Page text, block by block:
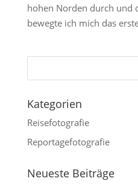
hohen Norden durch und
bewegte ich mich das
Kategorien
Reisefotografie
Reportagefotografie
Neueste Beiträge